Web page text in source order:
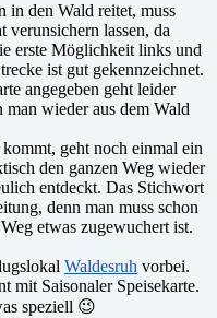
in den Wald reitet, muss
verunsichern lassen, da
erste Möglichkeit links und
ist gut gekennzeichnet.
angegeben geht leider
man wieder aus dem Wald
geht noch einmal ein
den ganzen Weg wieder
entdeckt. Das Stichwort
denn man muss schon
etwas zugewuchert ist.
Waldesruh vorbei.
mit Saisonaler Speisekarte.
speziell 😉